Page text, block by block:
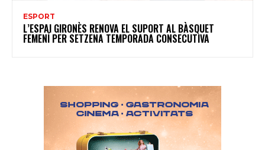
ESPORT
L’ESPAI GIRONÈS RENOVA EL SUPORT AL BÀSQUET
FEMENÍ PER SETZENA TEMPORADA CONSECUTIVA